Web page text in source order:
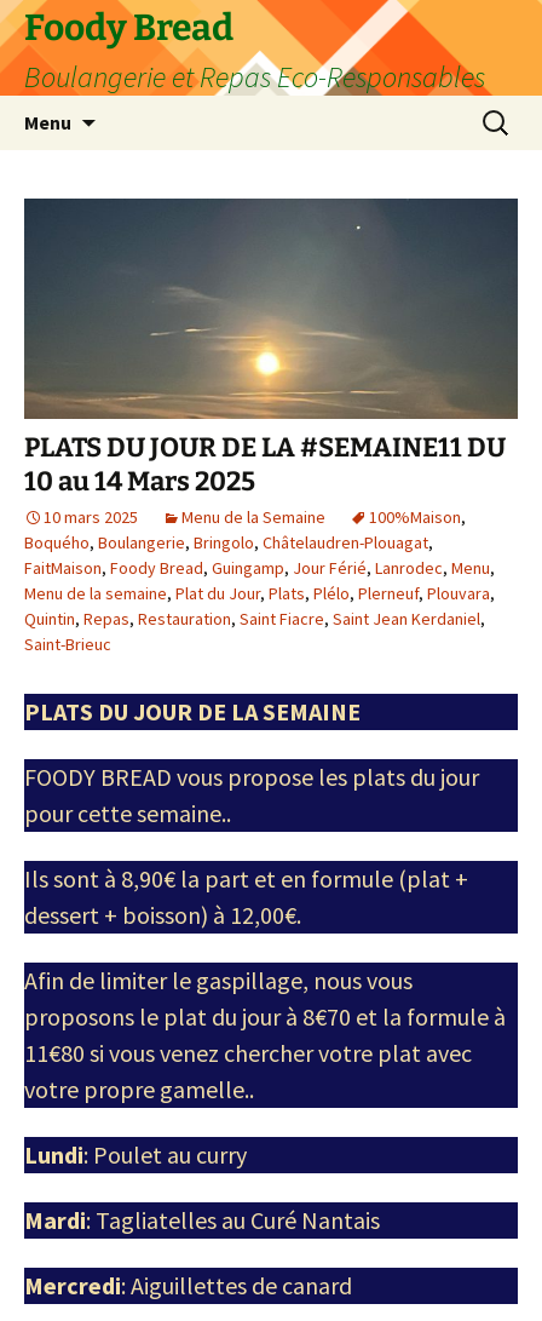
Aller
au
contenu
Foody Bread
Boulangerie et Repas Eco-Responsables
Menu
PLATS DU JOUR DE LA #SEMAINE11 DU
10 au 14 Mars 2025
10 mars 2025 Menu de la Semaine 100%Maison,
Boquého, Boulangerie, Bringolo, Châtelaudren-Plouagat,
FaitMaison, Foody Bread, Guingamp, Jour Férié, Lanrodec, Menu,
Menu de la semaine, Plat du Jour, Plats, Plélo, Plerneuf, Plouvara,
Quintin, Repas, Restauration, Saint Fiacre, Saint Jean Kerdaniel,
Saint-Brieuc
PLATS DU JOUR DE LA SEMAINE
FOODY BREAD vous propose les plats du jour
pour cette semaine..
Ils sont à 8,90€ la part et en formule (plat +
dessert + boisson) à 12,00€.
Afin de limiter le gaspillage, nous vous
proposons le plat du jour à 8€70 et la formule à
11€80 si vous venez chercher votre plat avec
votre propre gamelle..
Lundi: Poulet au curry
Mardi: Tagliatelles au Curé Nantais
Mercredi: Aiguillettes de canard